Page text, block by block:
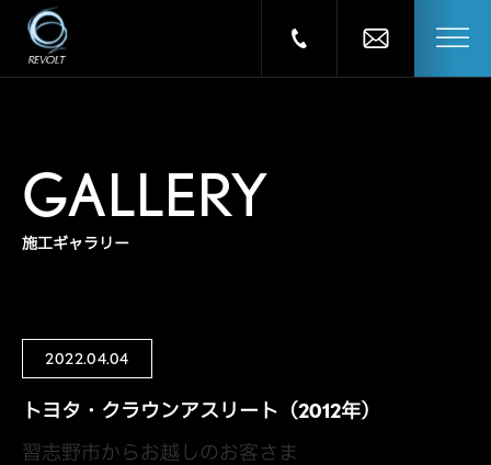
GALLERY
施工ギャラリー
2022.04.04
トヨタ・クラウンアスリート（2012年）
習志野市からお越しのお客さま